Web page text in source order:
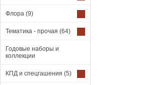
Флора (9)
Тематика - прочая (64)
Годовые наборы и
коллекции
КПД и спецгашения (5)